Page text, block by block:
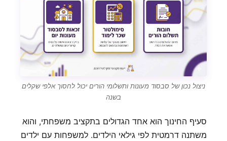
ניצול נכון של סבסוד מעונות ותשלומי הורים יכול לחסוך אלפי שקלים
בשנה
סעיף החינוך הוא אחד הגדולים בתקציב משפחתי, והוא
משתנה דרמטית לפי גילאי הילדים. למשפחות עם ילדים